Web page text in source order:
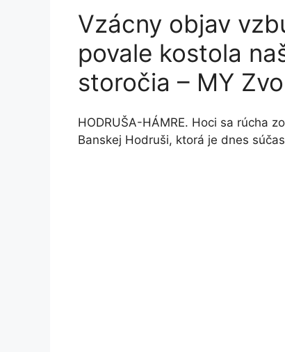
Vzácny objav
povale kostola
storočia – MY
HODRUŠA-HÁMRE. Hoci sa rúcha
Banskej Hodruši, ktorá je dnes